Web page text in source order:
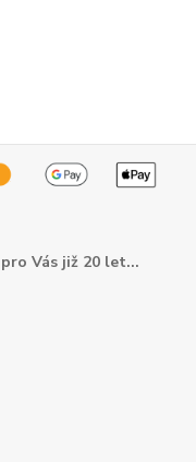
Vás již 20 let...